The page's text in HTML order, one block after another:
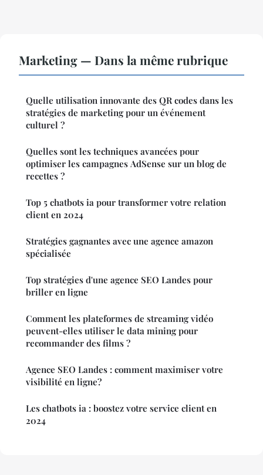
Marketing — Dans la même rubrique
Quelle utilisation innovante des QR codes dans les
stratégies de marketing pour un événement
culturel ?
Quelles sont les techniques avancées pour
optimiser les campagnes AdSense sur un blog de
recettes ?
Top 5 chatbots ia pour transformer votre relation
client en 2024
Stratégies gagnantes avec une agence amazon
spécialisée
Top stratégies d'une agence SEO Landes pour
briller en ligne
Comment les plateformes de streaming vidéo
peuvent-elles utiliser le data mining pour
recommander des films ?
Agence SEO Landes : comment maximiser votre
visibilité en ligne?
Les chatbots ia : boostez votre service client en
2024